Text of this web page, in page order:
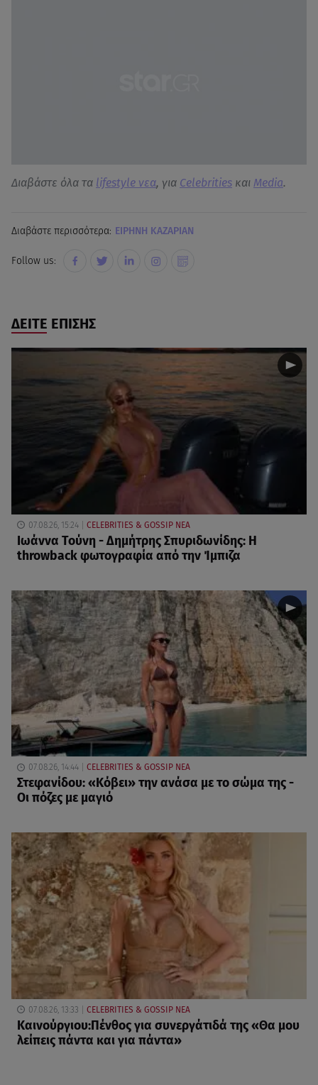
Διαβάστε όλα τα lifestyle νεα, για Celebrities και Media.
Διαβάστε περισσότερα: ΕΙΡΗΝΗ ΚΑΖΑΡΙΑΝ
Follow us:
ΔΕΙΤΕ ΕΠΙΣΗΣ
07.08.26, 15:24 CELEBRITIES & GOSSIP ΝΕΑ
Ιωάννα Τούνη - Δημήτρης Σπυριδωνίδης: Η
throwback φωτογραφία από την Ίμπιζα
07.08.26, 14:44 CELEBRITIES & GOSSIP ΝΕΑ
Στεφανίδου: «Κόβει» την ανάσα με το σώμα της -
Οι πόζες με μαγιό
07.08.26, 13:33 CELEBRITIES & GOSSIP ΝΕΑ
Καινούργιου:Πένθος για συνεργάτιδά της «Θα μου
λείπεις πάντα και για πάντα»